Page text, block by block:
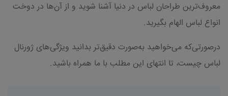
معروف‌ترین طراحان لباس در دنیا آشنا شوید و از آن‌ها در دوخت
انواع لباس الهام بگیرید.
درصورتی‌که می‌خواهید به‌صورت دقیق‌تر بدانید ویژگی‌های ژورنال
لباس چیست، تا انتهای این مطلب با ما همراه باشید.